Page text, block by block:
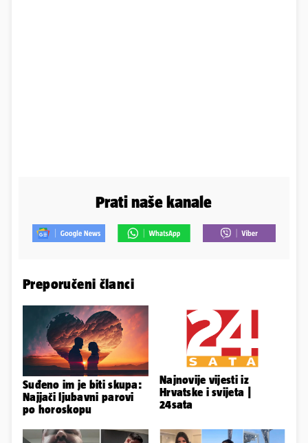
Prati naše kanale
Preporučeni članci
Suđeno im je biti skupa:
Najjači ljubavni parovi
po horoskopu
Najnovije vijesti iz
Hrvatske i svijeta |
24sata